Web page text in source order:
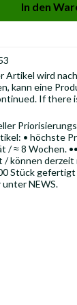
In den
Artikel wird
kann eine
If there
• höchste
/ ≈ 8 Wochen.
können derzeit
Stück
NEWS.